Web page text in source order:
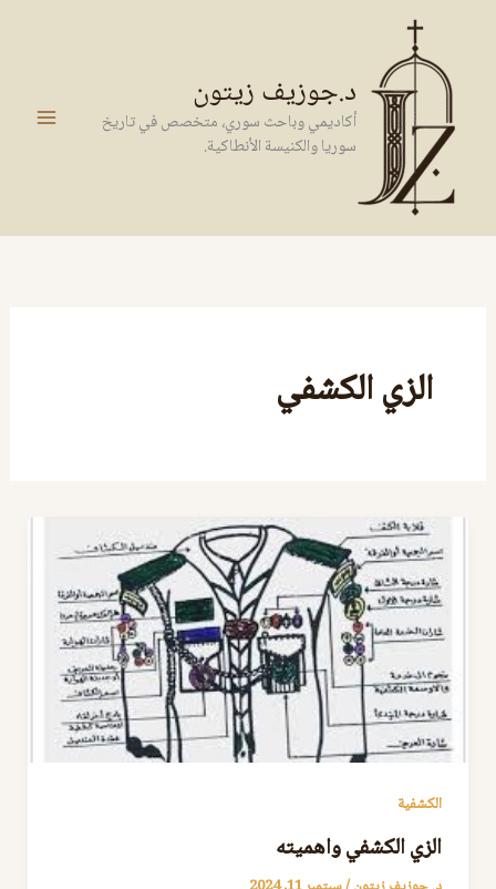
المحتوى
د.جوزيف زيتون
أكاديمي وباحث سوري، متخصص في تاريخ
سوريا والكنيسة الأنطاكية.
الزي الكشفي
الكشفية
الزي الكشفي واهميته